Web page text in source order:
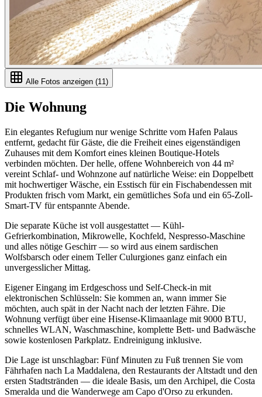
Alle Fotos anzeigen (11 )
Die Wohnung
Ein elegantes Refugium nur wenige Schritte vom Hafen Palaus
entfernt, gedacht für Gäste, die die Freiheit eines eigenständigen
Zuhauses mit dem Komfort eines kleinen Boutique-Hotels
verbinden möchten. Der helle, offene Wohnbereich von 44 m²
vereint Schlaf- und Wohnzone auf natürliche Weise: ein Doppelbett
mit hochwertiger Wäsche, ein Esstisch für ein Fischabendessen mit
Produkten frisch vom Markt, ein gemütliches Sofa und ein 65-Zoll-
Smart-TV für entspannte Abende.
Die separate Küche ist voll ausgestattet — Kühl-
Gefrierkombination, Mikrowelle, Kochfeld, Nespresso-Maschine
und alles nötige Geschirr — so wird aus einem sardischen
Wolfsbarsch oder einem Teller Culurgiones ganz einfach ein
unvergesslicher Mittag.
Eigener Eingang im Erdgeschoss und Self-Check-in mit
elektronischen Schlüsseln: Sie kommen an, wann immer Sie
möchten, auch spät in der Nacht nach der letzten Fähre. Die
Wohnung verfügt über eine Hisense-Klimaanlage mit 9000 BTU,
schnelles WLAN, Waschmaschine, komplette Bett- und Badwäsche
sowie kostenlosen Parkplatz. Endreinigung inklusive.
Die Lage ist unschlagbar: Fünf Minuten zu Fuß trennen Sie vom
Fährhafen nach La Maddalena, den Restaurants der Altstadt und den
ersten Stadtstränden — die ideale Basis, um den Archipel, die Costa
Smeralda und die Wanderwege am Capo d'Orso zu erkunden.